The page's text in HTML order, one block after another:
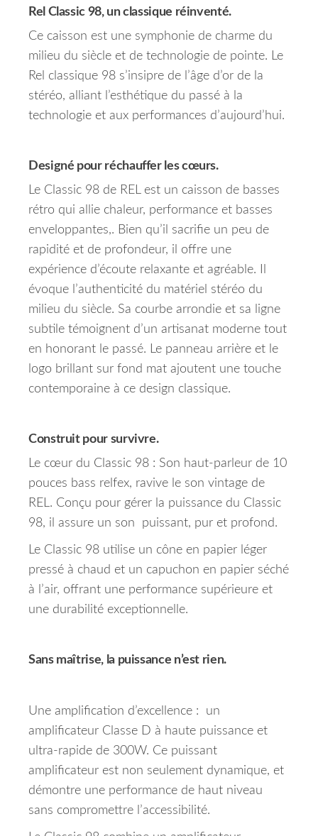
Rel Classic 98, un classique réinventé.
Ce caisson est une symphonie de charme du
milieu du siècle et de technologie de pointe. Le
Rel classique 98 s’insipre de l’âge d’or de la
stéréo, alliant l’esthétique du passé à la
technologie et aux performances d’aujourd’hui.
Designé pour réchauffer les cœurs.
Le Classic 98 de REL est un caisson de basses
rétro qui allie chaleur, performance et basses
enveloppantes,. Bien qu’il sacrifie un peu de
rapidité et de profondeur, il offre une
expérience d’écoute relaxante et agréable. Il
évoque l’authenticité du matériel stéréo du
milieu du siècle. Sa courbe arrondie et sa ligne
subtile témoignent d’un artisanat moderne tout
en honorant le passé. Le panneau arrière et le
logo brillant sur fond mat ajoutent une touche
contemporaine à ce design classique.
Construit pour survivre.
Le cœur du Classic 98 : Son haut-parleur de 10
pouces bass relfex, ravive le son vintage de
REL. Conçu pour gérer la puissance du Classic
98, il assure un son puissant, pur et profond.
Le Classic 98 utilise un cône en papier léger
pressé à chaud et un capuchon en papier séché
à l’air, offrant une performance supérieure et
une durabilité exceptionnelle.
Sans maîtrise, la puissance n’est rien.
Une amplification d’excellence : un
amplificateur Classe D à haute puissance et
ultra-rapide de 300W. Ce puissant
amplificateur est non seulement dynamique, et
démontre une performance de haut niveau
sans compromettre l’accessibilité.